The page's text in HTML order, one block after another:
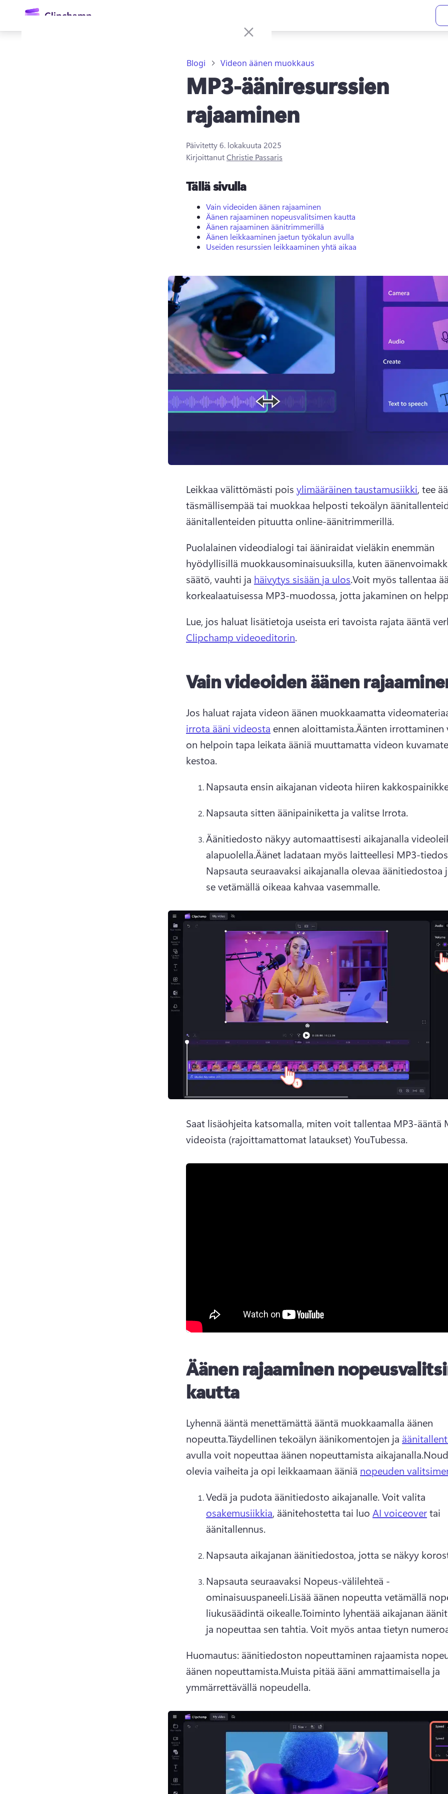
Blogi Videon äänen muokkaus
MP3-ääniresurssien
rajaaminen
Päivitetty6. lokakuuta 2025
KirjoittanutChristie Passaris
Tällä sivulla
Vain videoiden äänen rajaaminen
Äänen rajaaminen nopeusvalitsimen kautta
Äänen rajaaminen äänitrimmerillä
Äänen leikkaaminen jaetun työkalun avulla
Useiden resurssien leikkaaminen yhtä aikaa
Leikkaa välittömästi pois ylimääräinen taustamusiikki, tee
täsmällisempää tai muokkaa helposti tekoälyn
äänitallenteiden pituutta online-äänitrimmerillä.
Puolalainen videodialogi tai ääniraidat vieläkin enemmän
hyödyllisillä muokkausominaisuuksilla, kuten
säätö, vauhti ja häivytys sisään ja ulos.Voit myös tallentaa
korkealaatuisessa MP3-muodossa, jotta jakaminen on
Lue, jos haluat lisätietoja useista eri tavoista rajata ääntä
Clipchamp videoeditorin.
Vain videoiden äänen
Jos haluat rajata videon äänen muokkaamatta
irrota ääni videosta ennen aloittamista.Äänten irrottaminen
on helpoin tapa leikata ääniä muuttamatta videon
kestoa.
Napsauta ensin aikajanan videota hiiren
Napsauta sitten äänipainiketta ja valitse Irrota.
Äänitiedosto näkyy automaattisesti aikajanalla
alapuolella.
Napsauta seuraavaksi aikajanalla olevaa äänitiedostoa
se vetämällä oikeaa kahvaa vasemmalle.
Saat lisäohjeita katsomalla, miten voit tallentaa MP3-ääntä
videoista (rajoittamattomat lataukset) YouTubessa.
Äänen rajaaminen
kautta
Lyhennä ääntä menettämättä ääntä muokkaamalla äänen
nopeutta.Täydellinen tekoälyn äänikomentojen ja
avulla voit nopeuttaa äänen nopeuttamista aikajanalla.
olevia vaiheita ja opi leikkaamaan ääniä nopeuden
Vedä ja pudota äänitiedosto aikajanalle. Voit valita
osakemusiikkia, äänitehostetta tai luo AI voiceover tai
äänitallennus.
Napsauta aikajanan äänitiedostoa, jotta se näkyy
Napsauta seuraavaksi Nopeus-välilehteä -
ominaisuuspaneeli.Lisää äänen nopeutta vetämällä
liukusäädintä oikealle.Toiminto lyhentää aikajanan
ja nopeuttaa sen tahtia. Voit myös antaa tietyn
Huomautus: äänitiedoston nopeuttaminen rajaamista
äänen nopeuttamista.Muista pitää ääni ammattimaisella ja
ymmärrettävällä nopeudella.